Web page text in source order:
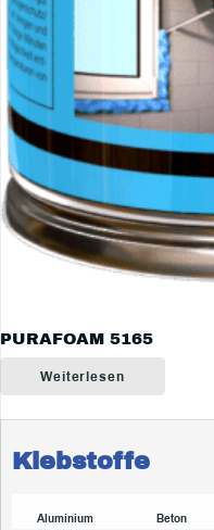
PURAFOAM 5165
Weiterlesen
Klebstoffe
Aluminium Beton